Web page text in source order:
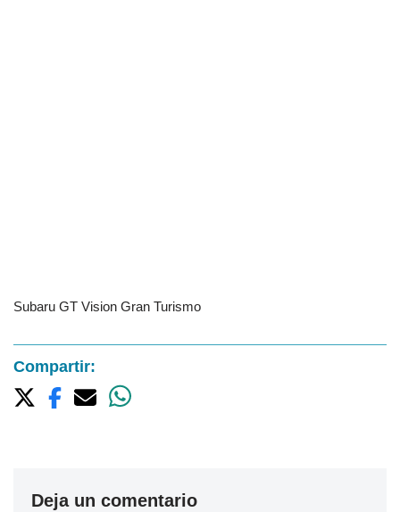
Subaru GT Vision Gran Turismo
Compartir:
Deja un comentario